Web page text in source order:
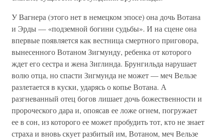
У Вагнера (этого нет в немецком эпосе) она дочь Вотана
и Эрды — «подземной богини судьбы». И на сцене она
впервые появляется как вестница смертного приговора,
вынесенного Вотаном Зигмунду, ребенка от которого
ждет его сестра и жена Зиглинда. Брунгильда нарушает
волю отца, но спасти Зигмунда не может — меч Вельзе
разлетается в куски, ударясь о копье Вотана. А
разгневанный отец богов лишает дочь божественности и
пророческого дара и, опоясав ее ложе огнем, погружает
ее в сон, из которого ее может пробудить тот, кто не знает
страха и вновь скует разбитый им, Вотаном, меч Вельзе